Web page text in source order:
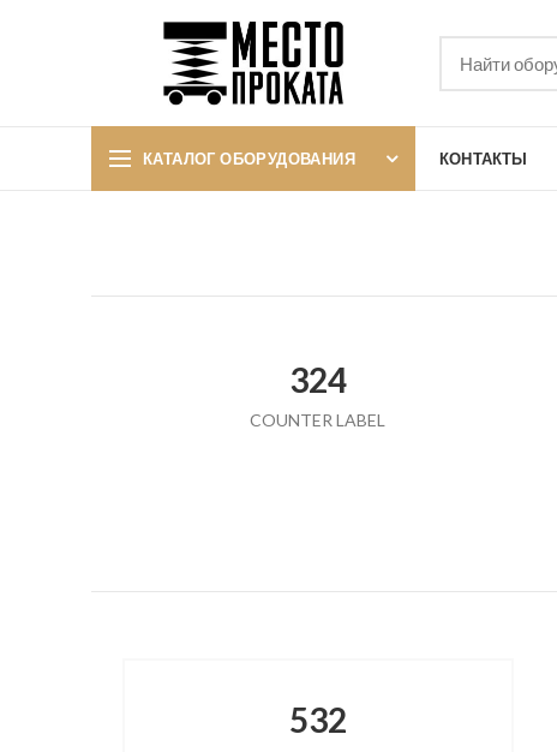
КАТАЛОГ ОБОРУДОВАНИЯ КОНТАКТЫ
324
COUNTER LABEL
532